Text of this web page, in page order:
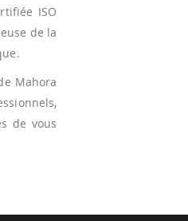
ISO
de la
Mahora
de vous